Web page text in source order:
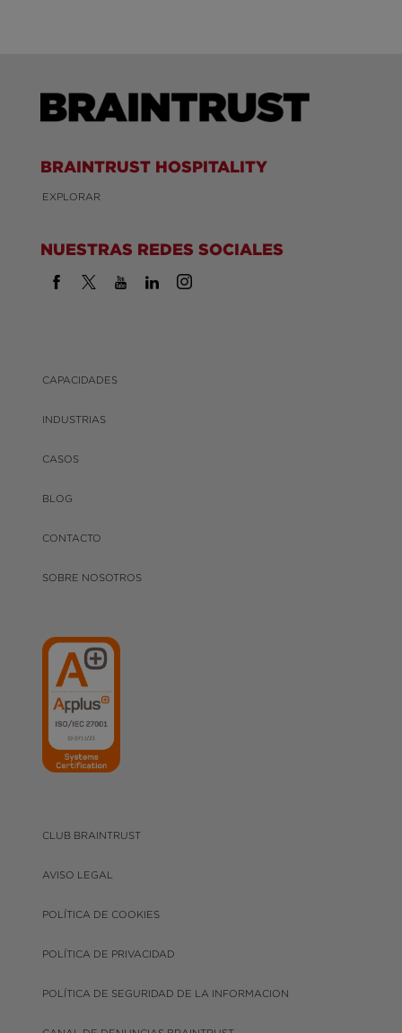
BRAINTRUST HOSPITALITY
EXPLORAR
NUESTRAS REDES SOCIALES
CAPACIDADES
INDUSTRIAS
CASOS
BLOG
CONTACTO
SOBRE NOSOTROS
CLUB BRAINTRUST
AVISO LEGAL
POLÍTICA DE COOKIES
POLÍTICA DE PRIVACIDAD
POLÍTICA DE SEGURIDAD DE LA INFORMACION